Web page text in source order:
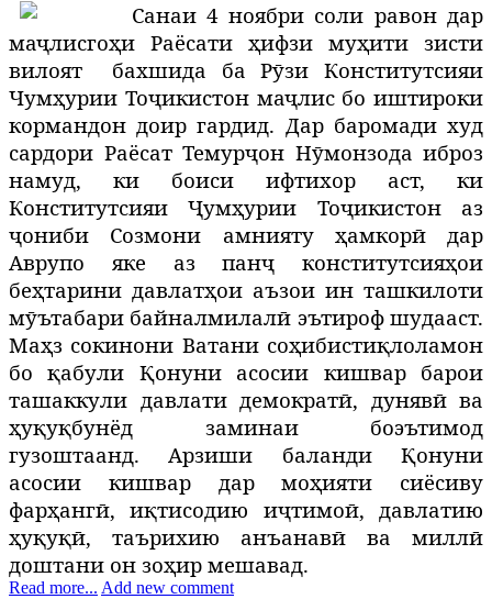
Санаи 4 ноябри соли равон дар
маҷлисгоҳи Раёсати ҳифзи муҳити зисти
вилоят
бахшида ба Рӯзи Конститутсияи
Чумҳурии Тоҷикистон маҷлис бо иштироки
кормандон доир гардид. Дар баромади худ
сардори Раёсат Темурҷон Нӯмонзода иброз
намуд, ки боиси ифтихор аст, ки
Конститутсияи Ҷумҳурии Тоҷикистон аз
ҷониби Созмони амнияту ҳамкорӣ дар
Аврупо яке аз панҷ конститутсияҳои
беҳтарини давлатҳои аъзои ин ташкилоти
мӯътабари байналмилалӣ эътироф шудааст.
Маҳз сокинони Ватани соҳибистиқлоламон
бо қабули Қонуни асосии кишвар барои
ташаккули давлати демократӣ, дунявӣ ва
ҳуқуқбунёд заминаи боэътимод
гузоштаанд. Арзиши баланди Қонуни
асосии кишвар дар моҳияти сиёсиву
фарҳангӣ, иқтисодию иҷтимоӣ, давлатию
ҳуқуқӣ, таърихию анъанавӣ ва миллӣ
доштани он зоҳир мешавад.
Read more... Add new comment